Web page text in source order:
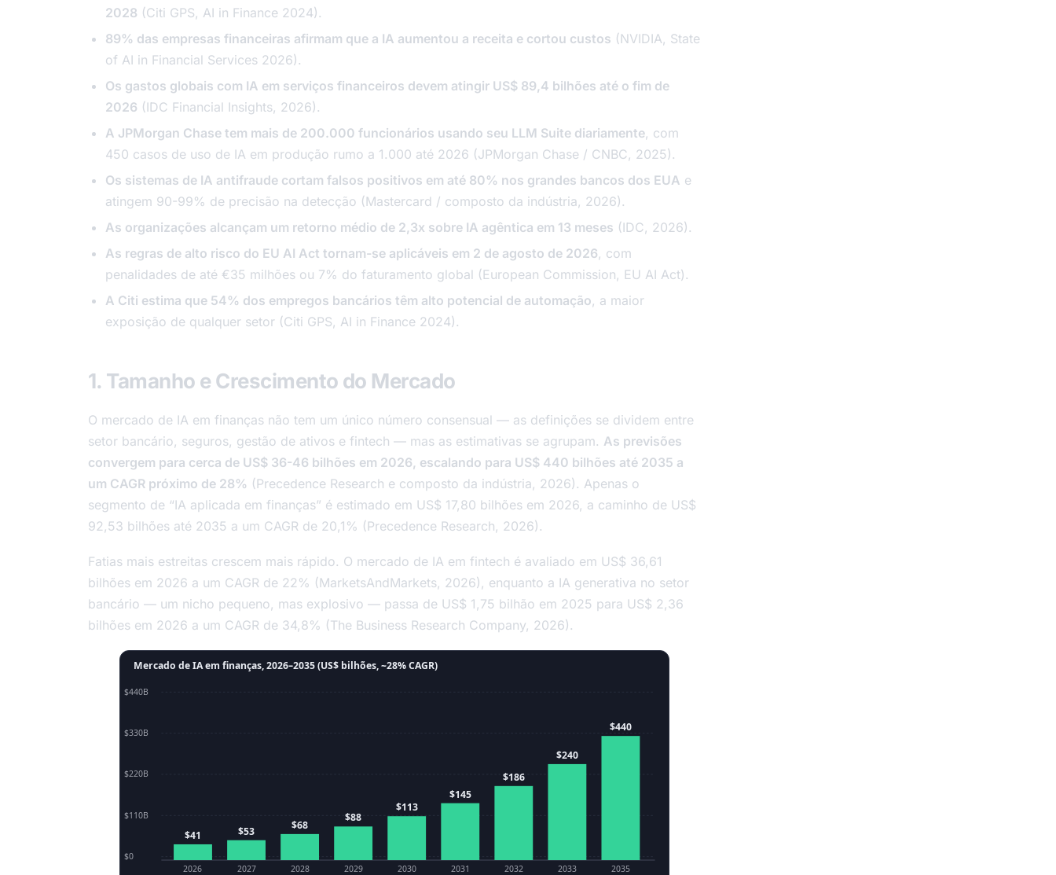
2028 (Citi GPS, AI in Finance 2024).
89% das empresas financeiras afirmam que a IA aumentou a receita e cortou custos (NVIDIA, State
of AI in Financial Services 2026).
Os gastos globais com IA em serviços financeiros devem atingir US$ 89,4 bilhões até o fim de
2026 (IDC Financial Insights, 2026).
A JPMorgan Chase tem mais de 200.000 funcionários usando seu LLM Suite diariamente, com
450 casos de uso de IA em produção rumo a 1.000 até 2026 (JPMorgan Chase / CNBC, 2025).
Os sistemas de IA antifraude cortam falsos positivos em até 80% nos grandes bancos dos EUA e
atingem 90-99% de precisão na detecção (Mastercard / composto da indústria, 2026).
As organizações alcançam um retorno médio de 2,3x sobre IA agêntica em 13 meses (IDC, 2026).
As regras de alto risco do EU AI Act tornam-se aplicáveis em 2 de agosto de 2026, com
penalidades de até €35 milhões ou 7% do faturamento global (European Commission, EU AI Act).
A Citi estima que 54% dos empregos bancários têm alto potencial de automação, a maior
exposição de qualquer setor (Citi GPS, AI in Finance 2024).
1. Tamanho e Crescimento do Mercado
O mercado de IA em finanças não tem um único número consensual — as definições se dividem entre
setor bancário, seguros, gestão de ativos e fintech — mas as estimativas se agrupam. As previsões
convergem para cerca de US$ 36-46 bilhões em 2026, escalando para US$ 440 bilhões até 2035 a
um CAGR próximo de 28% (Precedence Research e composto da indústria, 2026). Apenas o
segmento de “IA aplicada em finanças” é estimado em US$ 17,80 bilhões em 2026, a caminho de US$
92,53 bilhões até 2035 a um CAGR de 20,1% (Precedence Research, 2026).
Fatias mais estreitas crescem mais rápido. O mercado de IA em fintech é avaliado em US$ 36,61
bilhões em 2026 a um CAGR de 22% (MarketsAndMarkets, 2026), enquanto a IA generativa no setor
bancário — um nicho pequeno, mas explosivo — passa de US$ 1,75 bilhão em 2025 para US$ 2,36
bilhões em 2026 a um CAGR de 34,8% (The Business Research Company, 2026).
Mercado de IA em finanças, 2026–2035 (US$ bilhões, ~28% CAGR)
$440B
$330B
$220B
$110B
$0
$41 $53 $68
$88
$113
$145
$186
$240
$440
2026 2027 2028 2029 2030 2031 2032 2033 2035